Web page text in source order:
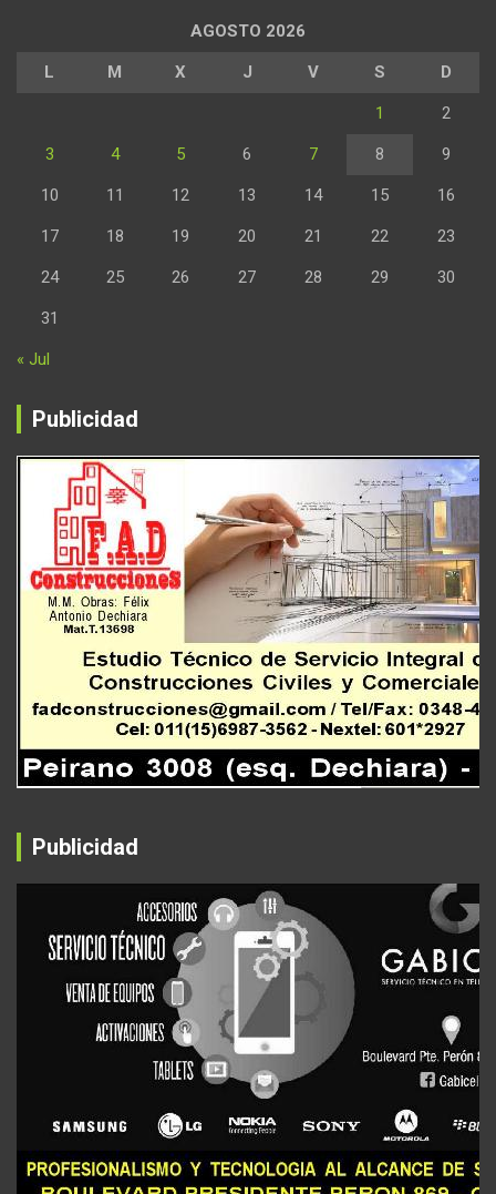
AGOSTO 2026
L M X J V S D
1 2
3 4 5 6 7 8 9
10 11 12 13 14 15 16
17 18 19 20 21 22 23
24 25 26 27 28 29 30
31
« Jul
Publicidad
Publicidad